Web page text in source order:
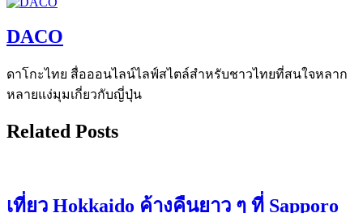
DACO
ดาโกะไทย สื่อออนไลน์ไลฟ์สไตล์สำหรับชาวไทยที่สนใจหลาก
หลายแง่มุมเกี่ยวกับญี่ปุ่น
Related Posts
เที่ยว Hokkaido ค้างคืนยาว ๆ ที่ Sapporo